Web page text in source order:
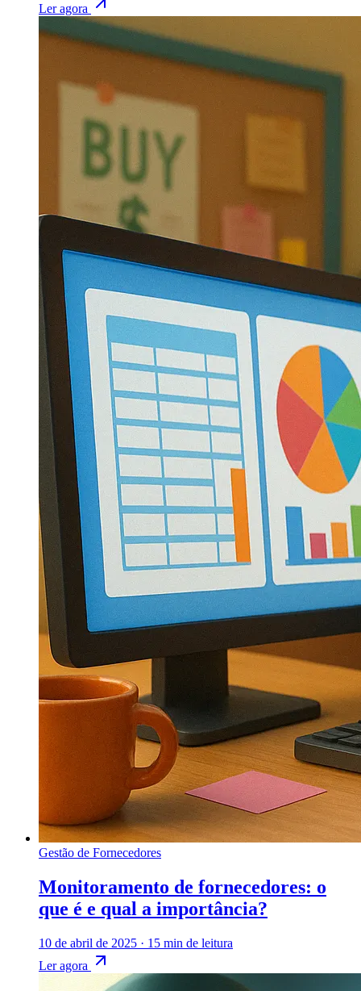
Ler agora
Gestão de Fornecedores
Monitoramento de fornecedores: o
que é e qual a importância?
10 de abril de 2025 · 15 min de leitura
Ler agora